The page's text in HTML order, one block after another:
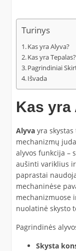
Turinys
Kas yra Alyva?
Kas yra Tepalas?
Pagrindiniai
Išvada
Kas yra
Alyvayra skystas
mechanizmų
alyvos funkcija –
aušinti variklius
paprastai
mechaninėse
mechanizmuose
nuolatinė skysto
Pagrindinės
Skysta